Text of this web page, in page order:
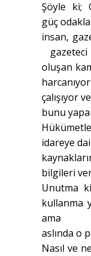
Şöyle ki;
güç
insan,
oluşan
çalışıyor ve
bunu
idareye
bilgileri
Unutma
kullanma
ama
aslında o
Nasıl ve